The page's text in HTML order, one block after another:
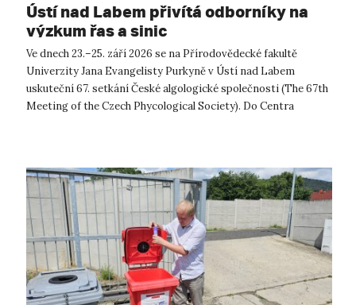
Ústí nad Labem přivítá odborníky na
výzkum řas a sinic
Ve dnech 23.–25. září 2026 se na Přírodovědecké fakultě
Univerzity Jana Evangelisty Purkyně v Ústí nad Labem
uskuteční 67. setkání České algologické společnosti (The 67th
Meeting of the Czech Phycological Society). Do Centra